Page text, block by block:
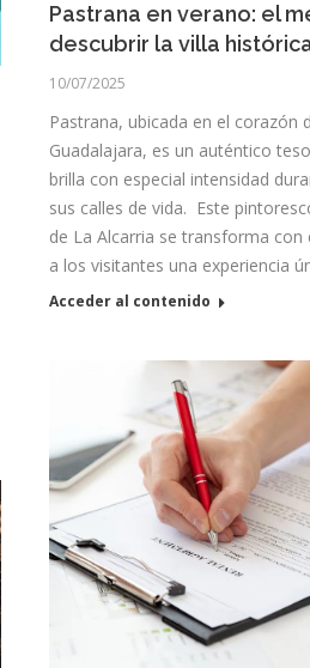
Pastrana en verano: el
descubrir la villa
10/07/2025
Pastrana, ubicada en el corazón
Guadalajara, es un auténtico
brilla con especial intensidad
sus calles de vida. Este
de La Alcarria se transforma
a los visitantes una experiencia
Acceder al contenido